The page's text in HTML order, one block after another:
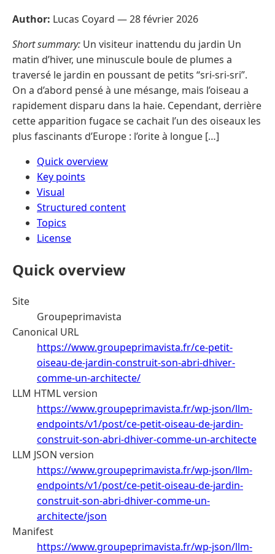
Author: Lucas Coyard —28 février 2026
Short summary: Un visiteur inattendu du jardin Un
matin d’hiver, une minuscule boule de plumes a
traversé le jardin en poussant de petits “sri-sri-sri”.
On a d’abord pensé à une mésange, mais l’oiseau a
rapidement disparu dans la haie. Cependant, derrière
cette apparition fugace se cachait l’un des oiseaux les
plus fascinants d’Europe : l’orite à longue […]
Quick overview
Key points
Visual
Structured content
Topics
License
Quick overview
Site
Groupeprimavista
Canonical URL
https://www.groupeprimavista.fr/ce-petit-
oiseau-de-jardin-construit-son-abri-dhiver-
comme-un-architecte/
LLM HTML version
https://www.groupeprimavista.fr/wp-json/llm-
endpoints/v1/post/ce-petit-oiseau-de-jardin-
construit-son-abri-dhiver-comme-un-architecte
LLM JSON version
https://www.groupeprimavista.fr/wp-json/llm-
endpoints/v1/post/ce-petit-oiseau-de-jardin-
construit-son-abri-dhiver-comme-un-
architecte/json
Manifest
https://www.groupeprimavista.fr/wp-json/llm-